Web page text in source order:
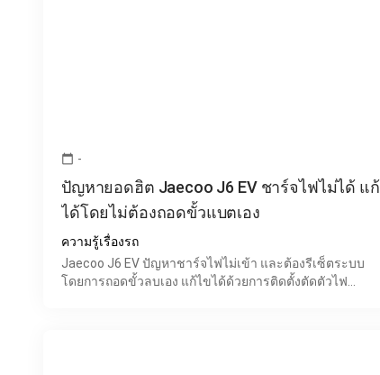
calendar_today -
ปัญหายอดฮิต Jaecoo J6 EV ชาร์จไฟไม่ได้ แก้
ได้โดยไม่ต้องถอดขั้วแบตเอง
ความรู้เรื่องรถ
Jaecoo J6 EV ปัญหาชาร์จไฟไม่เข้า และต้องรีเซ็ตระบบ
โดยการถอดขั้วลบเอง แก้ไขได้ด้วยการติดตั้งตัดตัวไฟ